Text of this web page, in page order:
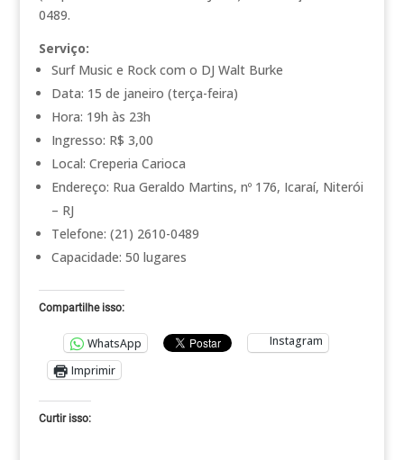
0489.
Serviço:
Surf Music e Rock com o DJ Walt Burke
Data: 15 de janeiro (terça-feira)
Hora: 19h às 23h
Ingresso: R$ 3,00
Local: Creperia Carioca
Endereço: Rua Geraldo Martins, nº 176, Icaraí, Niterói
– RJ
Telefone: (21) 2610-0489
Capacidade: 50 lugares
Compartilhe isso:
WhatsApp
Instagram
Imprimir
Curtir isso: